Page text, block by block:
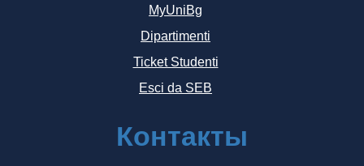
MyUniBg
Dipartimenti
Ticket Studenti
Esci da SEB
Контакты